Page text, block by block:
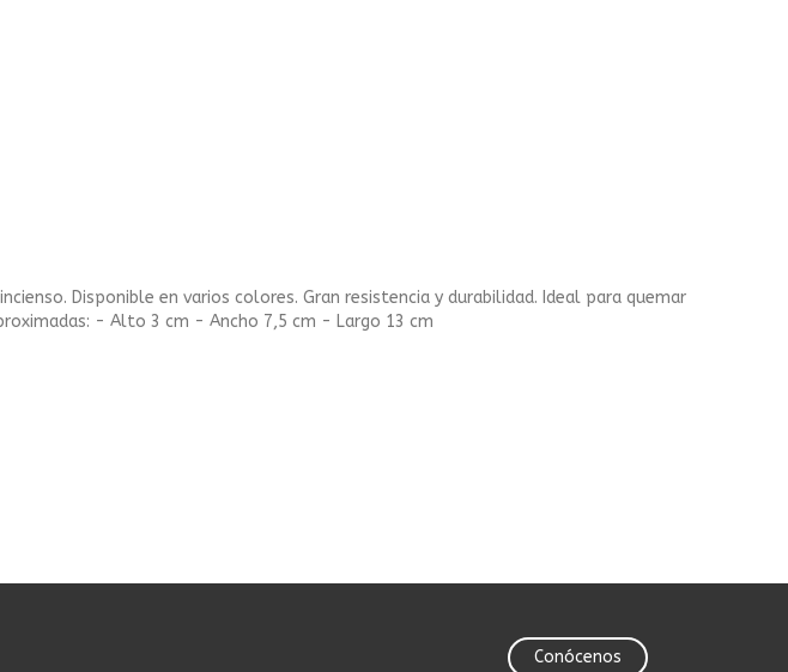
Disponible en varios colores. Gran resistencia y durabilidad. Ideal para quemar
- Alto 3 cm - Ancho 7,5 cm - Largo 13 cm
Conócenos